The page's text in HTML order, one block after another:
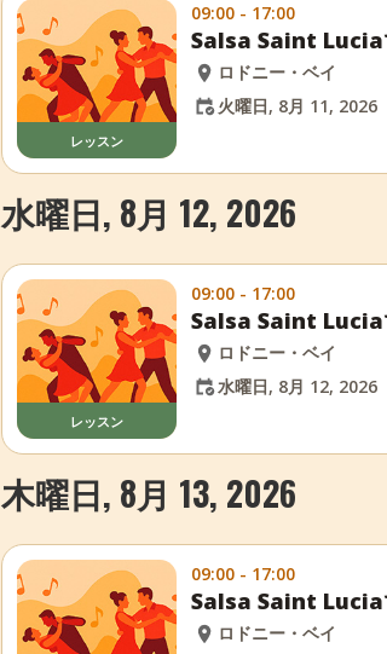
レッスン
09:00 - 17:00
Salsa Saint Lucia
ロドニー・ベイ
火曜日, 8月 11, 2026
水曜日, 8月 12, 2026
レッスン
09:00 - 17:00
Salsa Saint Lucia
ロドニー・ベイ
水曜日, 8月 12, 2026
木曜日, 8月 13, 2026
09:00 - 17:00
Salsa Saint Lucia
ロドニー・ベイ